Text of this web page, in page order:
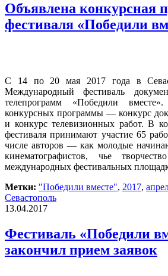
Объявлена конкурсная
фестиваля «Победили
С 14 по 20 мая 2017 года в
Международный фестиваль
телепрограмм «Победили
конкурсных программы — конкурс
и конкурс телевизионных работ. В
фестиваля принимают участие 65
числе авторов — как молодые
кинематографистов, чье
международных фестивальных
Метки: "Победили вместе", 2017,
Севастополь
13.04.2017
Фестиваль «Победили
закончил прием заявок